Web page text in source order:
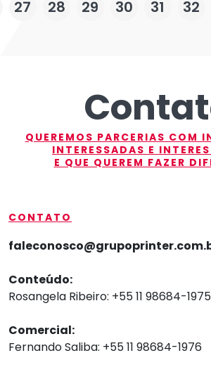
27 28 29 30 31 32
QUEREMOS PARCERIAS COM
INTERESSADAS E
E QUE QUEREM FAZER
CONTATO
Conteúdo:
Rosangela Ribeiro: +55 11 98684-1975
Comercial:
Fernando Saliba: +55 11 98684-1976